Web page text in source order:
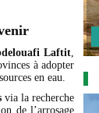
Laftit
à adopter
en eau.
via la recherche
de l’arrosage